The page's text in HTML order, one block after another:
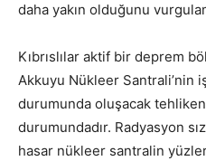
daha yakın olduğunu
Kıbrıslılar aktif bir deprem
Akkuyu Nükleer Santrali’nin
durumunda oluşacak
durumundadır. Radyasyon
hasar nükleer santralin